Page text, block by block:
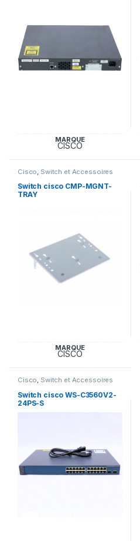
MARQUE
CISCO
Cisco Switch et Accessoires
Cisco
Switch cisco CMP-MGNT-
TRAY
MARQUE
CISCO
Cisco, Switch et Accessoires
Switch cisco WS-C3560V2-
24PS-S